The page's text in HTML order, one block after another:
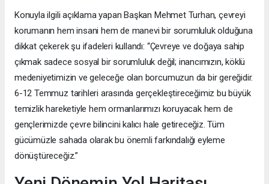
Konuyla ilgili açıklama yapan Başkan Mehmet Turhan, çevreyi
korumanın hem insani hem de manevi bir sorumluluk olduğuna
dikkat çekerek şu ifadeleri kullandı: “Çevreye ve doğaya sahip
çıkmak sadece sosyal bir sorumluluk değil; inancımızın, köklü
medeniyetimizin ve geleceğe olan borcumuzun da bir gereğidir.
6-12 Temmuz tarihleri arasında gerçekleştireceğimiz bu büyük
temizlik hareketiyle hem ormanlarımızı koruyacak hem de
gençlerimizde çevre bilincini kalıcı hale getireceğiz. Tüm
gücümüzle sahada olarak bu önemli farkındalığı eyleme
dönüştüreceğiz.”